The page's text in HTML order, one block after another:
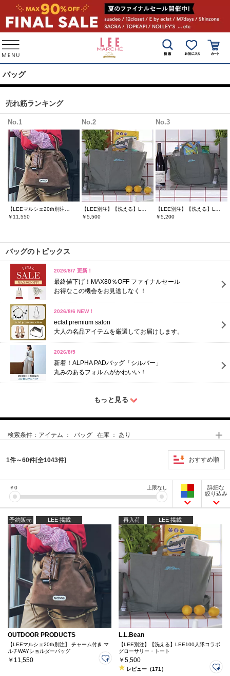
バッグ
売れ筋ランキング
No.1
￥11,550
No.2
￥5,500
No.3
￥5,200
バッグのトピックス
2026/8/7 更新！
最終値下げ！MAX80％OFF ファイナルセール
お得なこの機会をお見逃しなく！
2026/8/6 NEW！
eclat premium salon
大人の名品アイテムを厳選してお届けします。
2026/8/5
新着！ALPHA PADバッグ「シルバー」
丸みのあるフォルムがかわいい！
もっと見る
検索条件： アイテム ： バッグ 在庫 ： あり
1件～60件[全1043件] おすすめ順
￥0 上限なし
詳細な
絞り込み
予約販売 LEE 掲載
OUTDOOR PRODUCTS
【LEEマルシェ20th別注】 チャーム付き マ
ルチWAYショルダーバッグ
￥11,550
再入荷 LEE 掲載
L.L.Bean
【LEE別注】【洗える】LEE100人隊コラボ
グローサリー・トート
￥5,500
レビュー（171）